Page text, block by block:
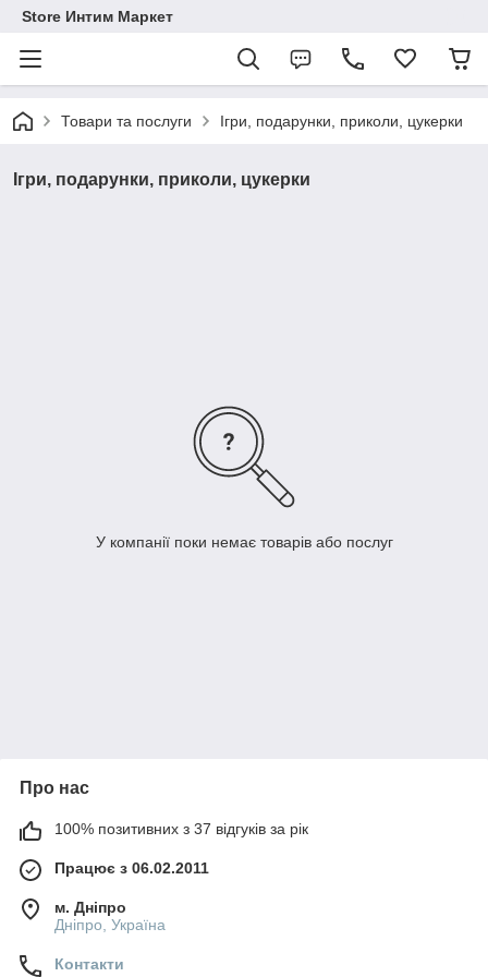
Store Интим Маркет
Товари та послуги Ігри, подарунки, приколи, цукерки
Ігри, подарунки, приколи, цукерки
У компанії поки немає товарів або послуг
Про нас
100% позитивних з 37 відгуків за рік
Працює з 06.02.2011
м. Дніпро
Дніпро, Україна
Контакти